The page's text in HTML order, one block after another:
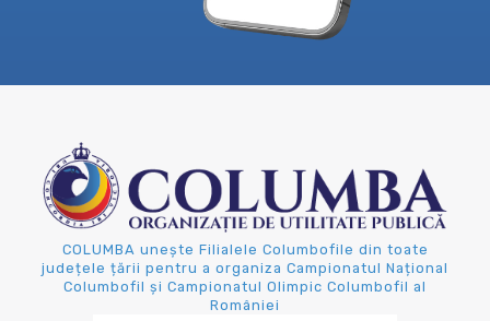
COLUMBA unește Filialele Columbofile din toate
județele țării pentru a organiza Campionatul Național
Columbofil și Campionatul Olimpic Columbofil al
României